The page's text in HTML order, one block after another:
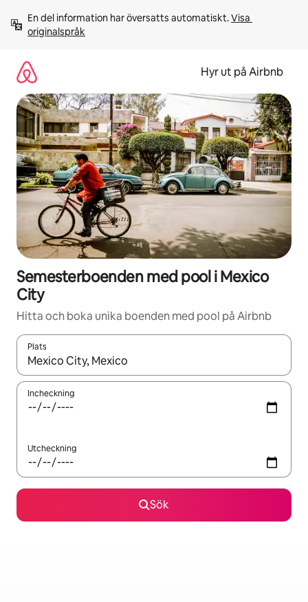
innehåll
En del information har översatts automatiskt. Visa
originalspråk
Hyr ut på Airbnb
Semesterboenden med pool i Mexico
City
Hitta och boka unika boenden med pool på Airbnb
Plats
När resultaten är tillgängliga kan du navigera med upp- och
Incheckning
Utcheckning
Sök